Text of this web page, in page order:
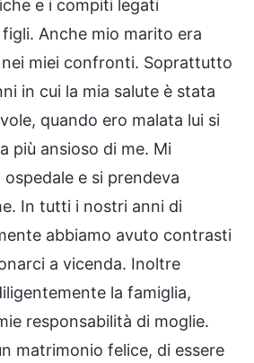
e i compiti legati
figli. Anche mio marito era
miei confronti. Soprattutto
in cui la mia salute è stata
quando ero malata lui si
più ansioso di me. Mi
e si prendeva
In tutti i nostri anni di
abbiamo avuto contrasti
a vicenda. Inoltre
la famiglia,
responsabilità di moglie.
matrimonio felice, di essere